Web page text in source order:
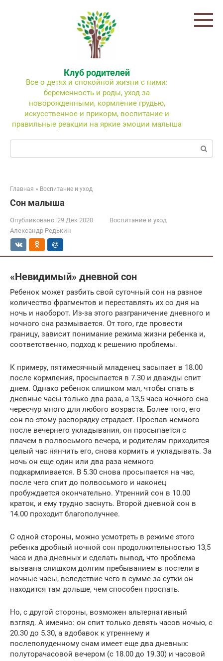
Клуб родителей
Все о детях и спокойной жизни с ними:
беременность и роды, уход за
новорожденными, кормление грудью,
искусственное и прикорм, воспитание и
правильные реакции на яркие эмоции малыша
Поиск:
Главная » Воспитание и уход
Сон малыша
Опубликовано: 29 Дек 2020
Воспитание и уход
Александр Редькин
«Невидимый» дневной сон
Ребенок может разбить свой суточный сон на разное
количество фрагментов и переставлять их со дня на
ночь и наоборот. Из-за этого разграничение дневного и
ночного сна размывается. От того, где провести
границу, зависит понимание режима жизни ребенка и,
соответственно, подход к решению проблемы.
К примеру, пятимесячный младенец засыпает в 18.00
после кормления, просыпается в 7.30 и дважды спит
днем. Однако ребенок слишком мал, чтобы спать в
дневные часы только два раза, а 13,5 часа ночного сна
чересчур много для любого возраста. Более того, его
сон по этому распорядку страдает. Проспав немного
после вечернего укладывания, он просыпается с
плачем в полвосьмого вечера, и родителям приходится
целый час нянчить его, снова кормить и укладывать. За
ночь он еще один или два раза немного
подкармливается. В 5.30 снова просыпается на час,
после чего спит до полвосьмого и наконец
пробуждается окончательно. Утренний сон в 10.00
краток, и ему трудно заснуть. Второй дневной сон в
14.00 проходит благополучнее.
С одной стороны, можно усмотреть в режиме этого
ребенка дробный ночной сон продолжительностью 13,5
часа и два дневных и сделать вывод, что проблема
вызвана слишком долгим пребыванием в постели в
ночные часы, вследствие чего в сумме за сутки он
находится там дольше, чем способен проспать.
Но, с другой стороны, возможен альтернативный
взгляд. А именно: он спит только девять часов ночью, с
20.30 до 5.30, а вдобавок к утреннему и
послеполуденному снам имеет еще два дневных:
полуторачасовой вечером (с 18.00 до 19.30) и часовой